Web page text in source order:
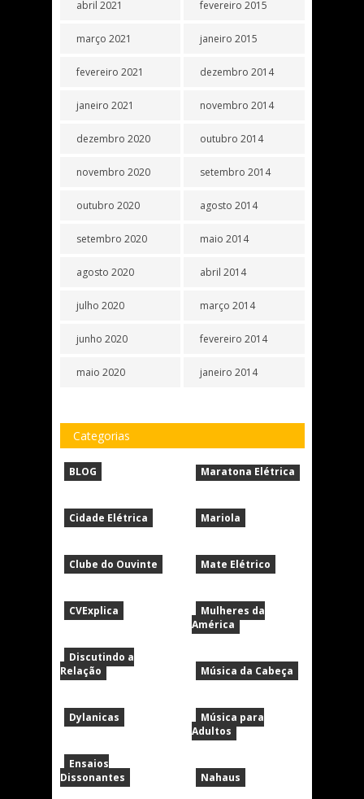
abril 2021
março 2021
fevereiro 2021
janeiro 2021
dezembro 2020
novembro 2020
outubro 2020
setembro 2020
agosto 2020
julho 2020
junho 2020
maio 2020
fevereiro 2015
janeiro 2015
dezembro 2014
novembro 2014
outubro 2014
setembro 2014
agosto 2014
maio 2014
abril 2014
março 2014
fevereiro 2014
janeiro 2014
Categorias
BLOG
Cidade Elétrica
Clube do Ouvinte
CVExplica
Discutindo a
Relação
Dylanicas
Ensaios
Dissonantes
Maratona Elétrica
Mariola
Mate Elétrico
Mulheres da
América
Música da Cabeça
Música para
Adultos
Nahaus